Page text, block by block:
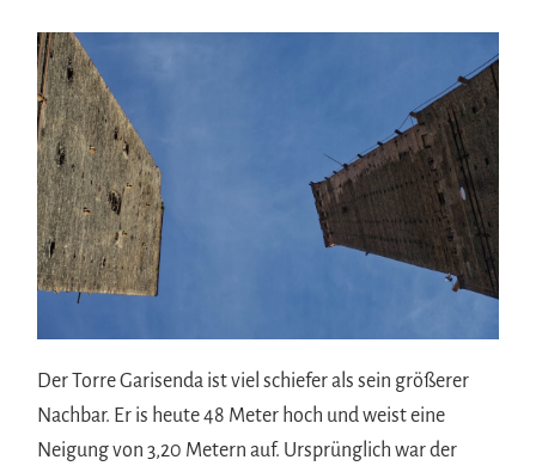
Der Torre Garisenda ist viel schiefer als sein größerer
Nachbar. Er is heute 48 Meter hoch und weist eine
Neigung von 3,20 Metern auf. Ursprünglich war der